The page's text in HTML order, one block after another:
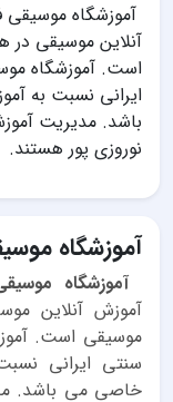
آموزشگاه
آنلاین موسیقی
است. آموزشگاه
ایرانی نسبت به
باشد. مدیریت
نوروزی پور هستند.
آموزشگاه
آموزشگاه
آموزش آنلاین
موسیقی است.
سنتی ایرانی
خاصی می باشد.